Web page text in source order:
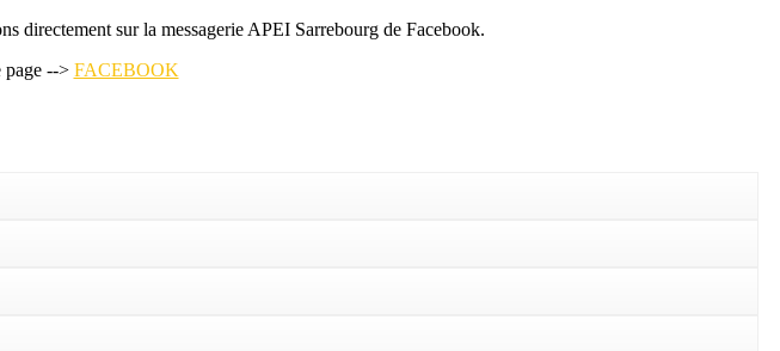
directement sur la messagerie APEI Sarrebourg de Facebook.
page --> FACEBOOK